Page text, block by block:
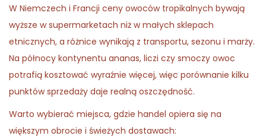
W Niemczech i Francji ceny owoców tropikalnych bywają
wyższe w supermarketach niż w małych sklepach
etnicznych, a różnice wynikają z transportu, sezonu i marży.
Na północy kontynentu ananas, liczi czy smoczy owoc
potrafią kosztować wyraźnie więcej, więc porównanie kilku
punktów sprzedaży daje realną oszczędność.
Warto wybierać miejsca, gdzie handel opiera się na
większym obrocie i świeżych dostawach: